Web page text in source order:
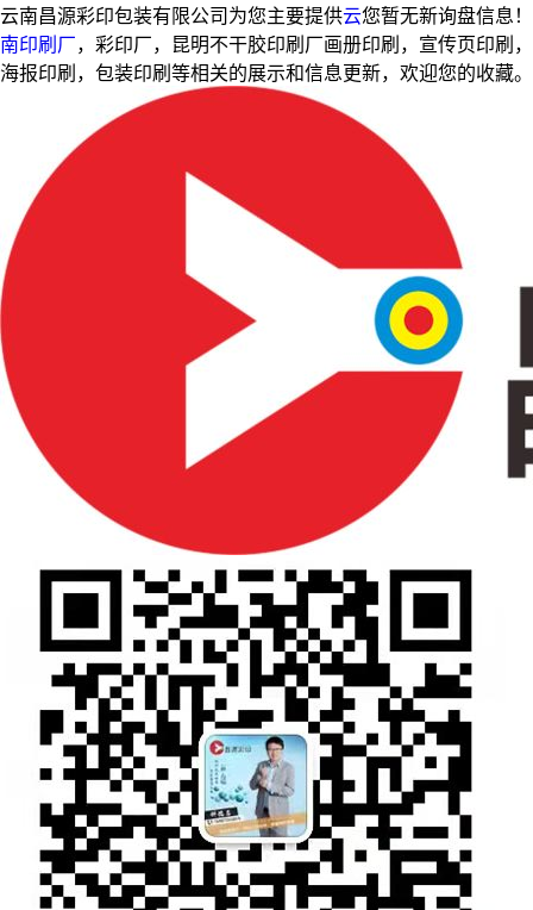
您暂无新询盘信息！
云南昌源彩印包装有限公司为您主要提供云
南印刷厂，彩印厂，昆明不干胶印刷厂画册印刷，宣传页印刷，
海报印刷，包装印刷等相关的展示和信息更新，欢迎您的收藏。